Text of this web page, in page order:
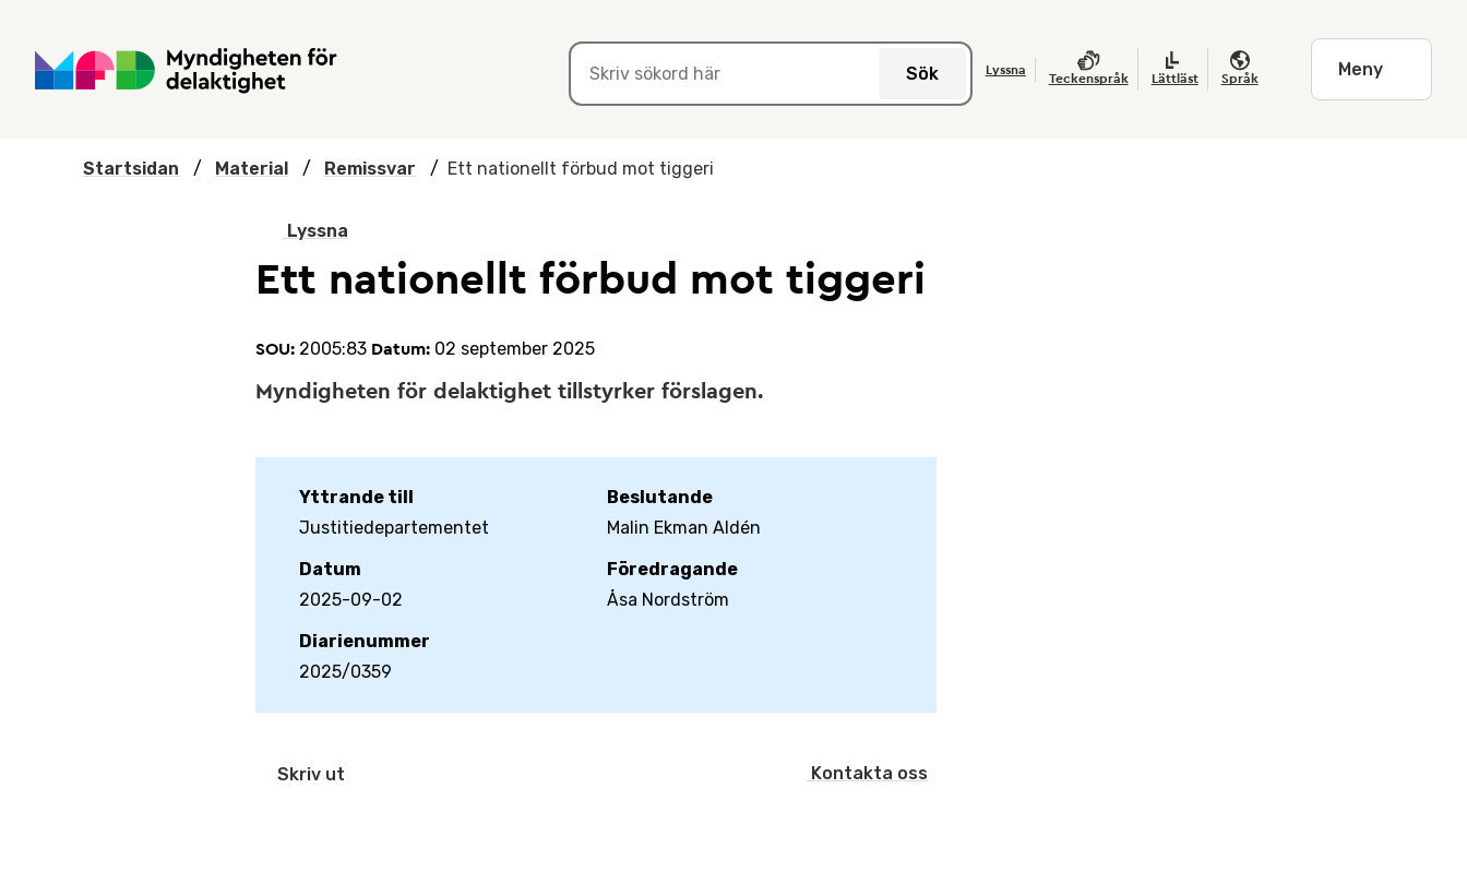
Sök Lyssna
Teckenspråk Lättläst Språk Meny
Startsidan / Material / Remissvar / Ett nationellt förbud mot tiggeri
Lyssna
Ett nationellt förbud mot tiggeri
SOU: 2005:83 Datum: 02 september 2025
Myndigheten för delaktighet tillstyrker förslagen.
Yttrande till
Justitiedepartementet
Datum
2025-09-02
Diarienummer
2025/0359
Beslutande
Malin Ekman Aldén
Föredragande
Åsa Nordström
Skriv ut Kontakta oss